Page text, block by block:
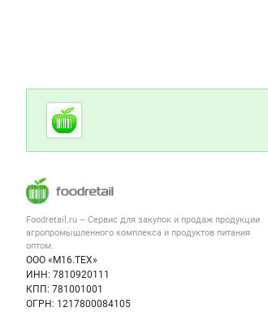
Дополнительная информация
Cсылки на полезные проекты
Foodretail.ru
— продукты
Важные разделы и контакты
Foodretail.ru – Сервис для закупок и продаж продукции
агропромышленного комплекса и продуктов питания
оптом.
ООО «М16.ТЕХ»
ИНН: 7810920111
КПП: 781001001
ОГРН: 1217800084105